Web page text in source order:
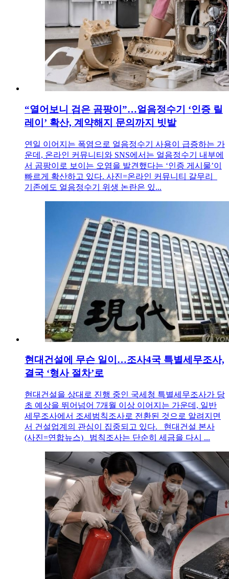
“열어보니 검은 곰팡이”…얼음정수기 ‘인증 릴
레이’ 확산, 계약해지 문의까지 빗발
연일 이어지는 폭염으로 얼음정수기 사용이 급증하는 가
운데, 온라인 커뮤니티와 SNS에서는 얼음정수기 내부에
서 곰팡이로 보이는 오염을 발견했다는 ‘인증 게시물’이
빠르게 확산하고 있다. 사진=온라인 커뮤니티 갈무리
기존에도 얼음정수기 위생 논란은 있...
현대건설에 무슨 일이…조사4국 특별세무조사,
결국 ‘형사 절차’로
현대건설을 상대로 진행 중인 국세청 특별세무조사가 당
초 예상을 뛰어넘어 7개월 이상 이어지는 가운데, 일반
세무조사에서 조세범칙조사로 전환된 것으로 알려지면
서 건설업계의 관심이 집중되고 있다. 현대건설 본사
(사진=연합뉴스) 범칙조사는 단순히 세금을 다시 ...